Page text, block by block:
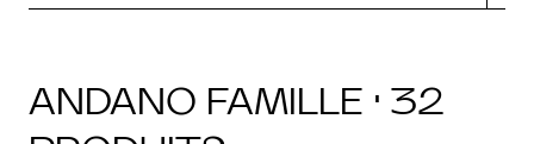
ANDANO FAMILLE · 32